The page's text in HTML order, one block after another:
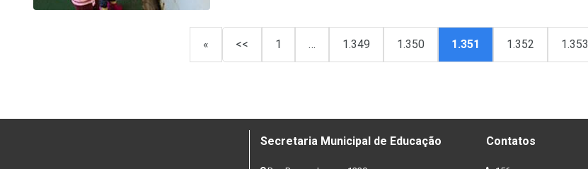
« << 1 … 1.349 1.350 1.351 1.352 1.353
Secretaria Municipal de Educação Contatos